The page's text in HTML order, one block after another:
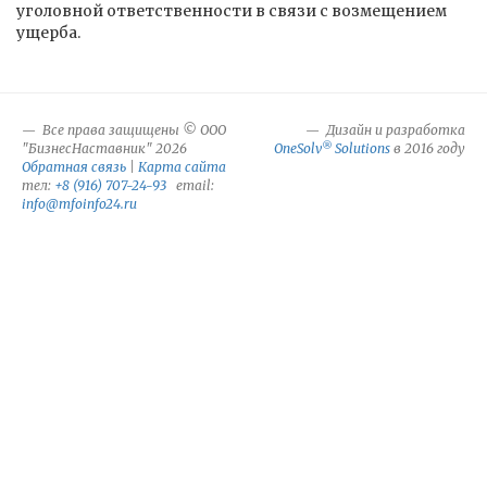
уголовной ответственности в связи с возмещением
ущерба.
Все права защищены © ООО
"БизнесНаставник" 2026
Обратная связь
Карта сайта
тел: +8 (916) 707-24-93 email:
info@mfoinfo24.ru
Дизайн и разработка
OneSolv® Solutions в 2016 году